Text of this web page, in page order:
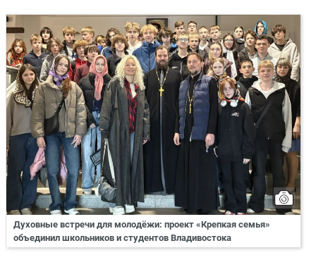
Духовные встречи для молодёжи: проект «Крепкая семья»
объединил школьников и студентов Владивостока